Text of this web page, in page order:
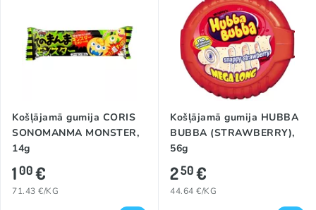
Košļājamā gumija CORIS
SONOMANMA MONSTER,
14g
100€
71.43 €/KG
Košļājamā gumija HUBBA
BUBBA (STRAWBERRY),
56g
250€
44.64 €/KG